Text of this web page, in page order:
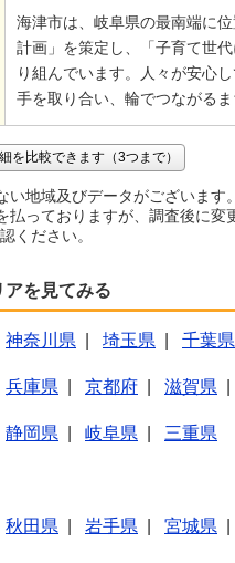
海津市は、岐阜県の最南端に
計画」を策定し、「子育て世
り組んでいます。人々が安心
手を取り合い、輪でつながるま
を比較できます（3つまで）
地域及びデータがございます
っておりますが、調査後に
ください。
を見てみる
神奈川県 埼玉県 千葉県
兵庫県 京都府 滋賀県
静岡県 岐阜県 三重県
秋田県 岩手県 宮城県